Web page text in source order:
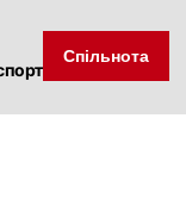
Спільнота